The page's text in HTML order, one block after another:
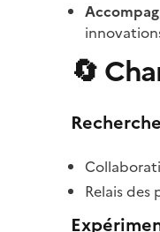
🔄
Relais des